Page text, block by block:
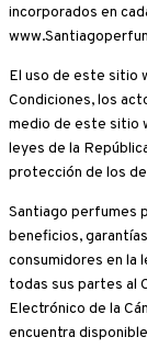
incorporados en
El uso de este sitio
Condiciones, los
medio de este sitio
leyes de la
protección de los
Santiago perfumes
beneficios,
consumidores en la
todas sus partes al
Electrónico de la
encuentra